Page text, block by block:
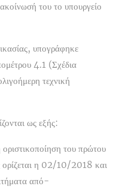
του το υπουργείο
υπογράφηκε
4.1 (Σχέδια
τεχνική
ως εξής:
του πρώτου
ορίζεται η 02/10/2018 και
από-